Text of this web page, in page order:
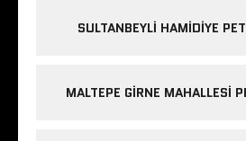
SULTANBEYLI HAMIDIYE
MALTEPE GIRNE MAHALLESI